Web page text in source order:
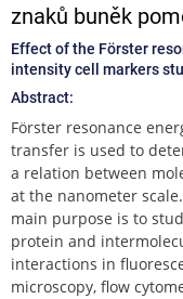
znaků buněk
Effect of the Förster
intensity cell markers
Abstract:
Förster resonance
transfer is used to
a relation between
at the nanometer
main purpose is to
protein and
interactions in
microscopy, flow